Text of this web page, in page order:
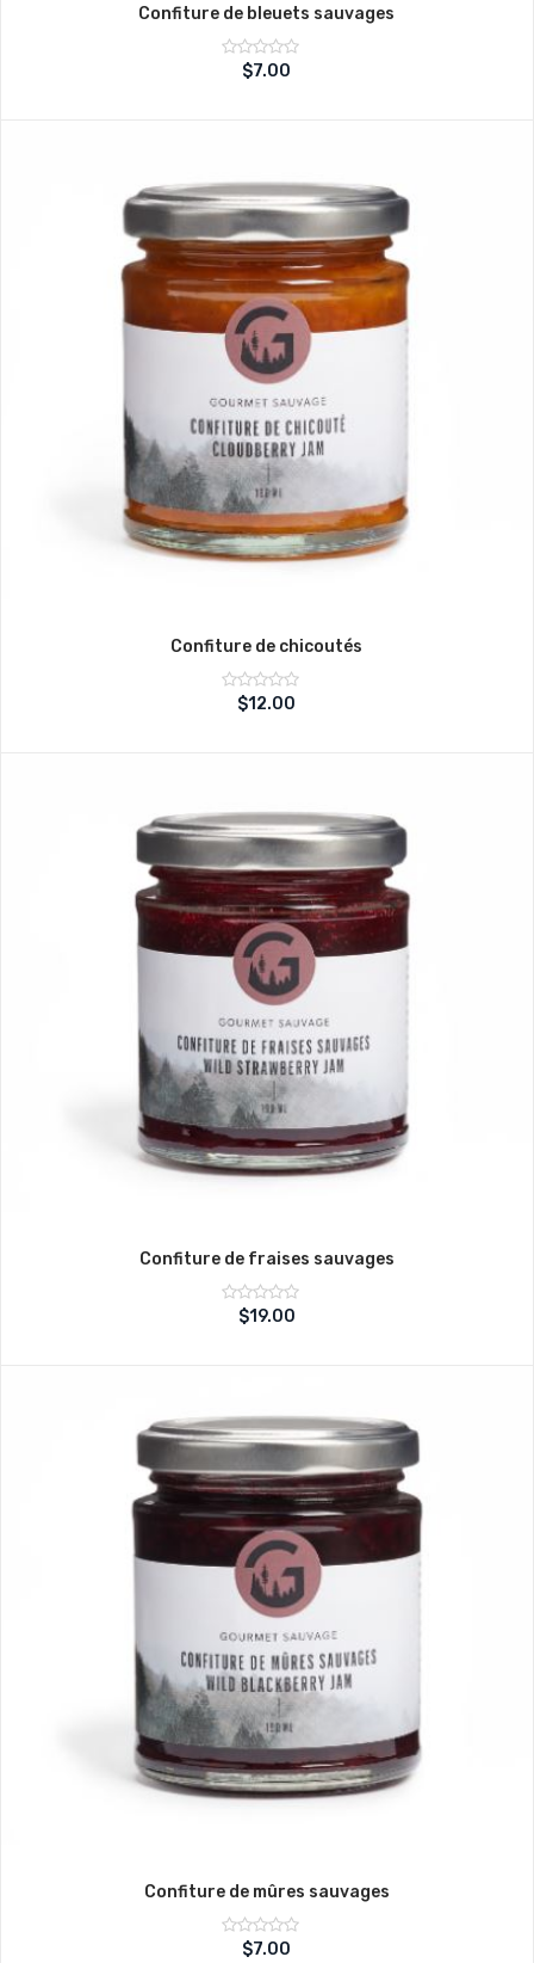
Confiture de bleuets sauvages
Note
sur
$7.00
Confiture de chicoutés
Note
sur
$12.00
Confiture de fraises sauvages
Note
sur
$19.00
Confiture de mûres sauvages
Note
$7.00